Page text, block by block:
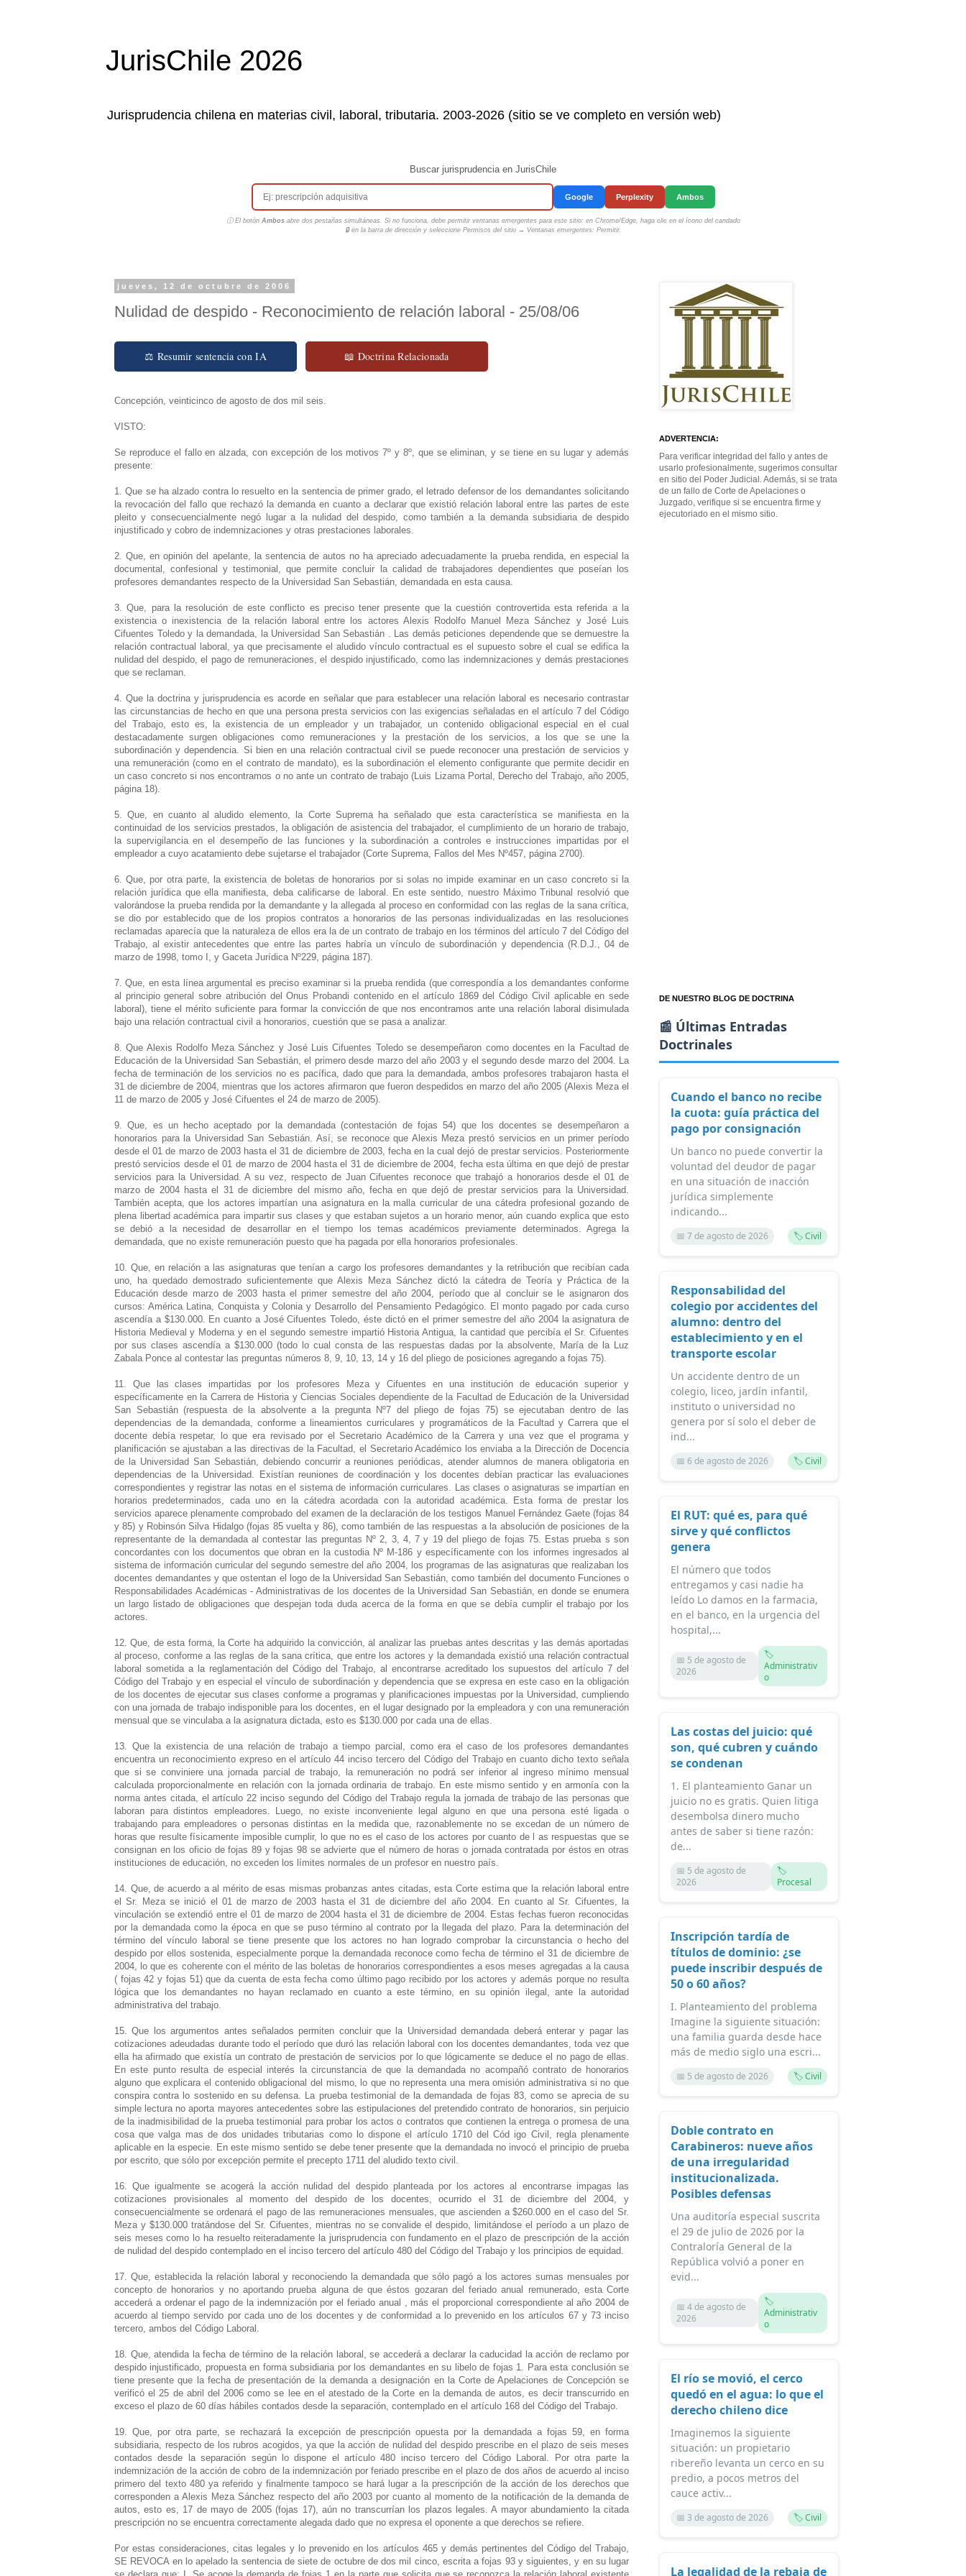
JurisChile 2026
Jurisprudencia chilena en materias civil, laboral, tributaria. 2003-2026 (sitio se ve completo en versión web)
Buscar jurisprudencia en JurisChile
Google Perplexity Ambos
ⓘ El botón Ambosabre dos pestañas simultáneas. Si no funciona, debe permitir ventanas emergentes para este sitio: en Chrome/Edge, haga clic en el ícono del candado
🔒 en la barra de dirección y seleccione Permisos del sitio → Ventanas emergentes: Permitir.
jueves, 12 de octubre de 2006
Nulidad de despido - Reconocimiento de relación laboral - 25/08/06
⚖ Resumir sentencia con IA 📖 Doctrina Relacionada
Concepción, veinticinco de agosto de dos mil seis.
VISTO:
Se reproduce el fallo en alzada, con excepción de los motivos 7º y 8º, que se eliminan, y se tiene en su lugar y además
presente:
1. Que se ha alzado contra lo resuelto en la sentencia de primer grado, el letrado defensor de los demandantes solicitando
la revocación del fallo que rechazó la demanda en cuanto a declarar que existió relación laboral entre las partes de este
pleito y consecuencialmente negó lugar a la nulidad del despido, como también a la demanda subsidiaria de despido
injustificado y cobro de indemnizaciones y otras prestaciones laborales.
2. Que, en opinión del apelante, la sentencia de autos no ha apreciado adecuadamente la prueba rendida, en especial la
documental, confesional y testimonial, que permite concluir la calidad de trabajadores dependientes que poseían los
profesores demandantes respecto de la Universidad San Sebastián, demandada en esta causa.
3. Que, para la resolución de este conflicto es preciso tener presente que la cuestión controvertida esta referida a la
existencia o inexistencia de la relación laboral entre los actores Alexis Rodolfo Manuel Meza Sánchez y José Luis
Cifuentes Toledo y la demandada, la Universidad San Sebastián . Las demás peticiones dependende que se demuestre la
relación contractual laboral, ya que precisamente el aludido vínculo contractual es el supuesto sobre el cual se edifica la
nulidad del despido, el pago de remuneraciones, el despido injustificado, como las indemnizaciones y demás prestaciones
que se reclaman.
4. Que la doctrina y jurisprudencia es acorde en señalar que para establecer una relación laboral es necesario contrastar
las circunstancias de hecho en que una persona presta servicios con las exigencias señaladas en el artículo 7 del Código
del Trabajo, esto es, la existencia de un empleador y un trabajador, un contenido obligacional especial en el cual
destacadamente surgen obligaciones como remuneraciones y la prestación de los servicios, a los que se une la
subordinación y dependencia. Si bien en una relación contractual civil se puede reconocer una prestación de servicios y
una remuneración (como en el contrato de mandato), es la subordinación el elemento configurante que permite decidir en
un caso concreto si nos encontramos o no ante un contrato de trabajo (Luis Lizama Portal, Derecho del Trabajo, año 2005,
página 18).
5. Que, en cuanto al aludido elemento, la Corte Suprema ha señalado que esta característica se manifiesta en la
continuidad de los servicios prestados, la obligación de asistencia del trabajador, el cumplimiento de un horario de trabajo,
la supervigilancia en el desempeño de las funciones y la subordinación a controles e instrucciones impartidas por el
empleador a cuyo acatamiento debe sujetarse el trabajador (Corte Suprema, Fallos del Mes Nº457, página 2700).
6. Que, por otra parte, la existencia de boletas de honorarios por si solas no impide examinar en un caso concreto si la
relación jurídica que ella manifiesta, deba calificarse de laboral. En este sentido, nuestro Máximo Tribunal resolvió que
valorándose la prueba rendida por la demandante y la allegada al proceso en conformidad con las reglas de la sana crítica,
se dio por establecido que de los propios contratos a honorarios de las personas individualizadas en las resoluciones
reclamadas aparecía que la naturaleza de ellos era la de un contrato de trabajo en los términos del artículo 7 del Código del
Trabajo, al existir antecedentes que entre las partes habría un vínculo de subordinación y dependencia (R.D.J., 04 de
marzo de 1998, tomo I, y Gaceta Jurídica Nº229, página 187).
7. Que, en esta línea argumental es preciso examinar si la prueba rendida (que correspondía a los demandantes conforme
al principio general sobre atribución del Onus Probandi contenido en el artículo 1869 del Código Civil aplicable en sede
laboral), tiene el mérito suficiente para formar la convicción de que nos encontramos ante una relación laboral disimulada
bajo una relación contractual civil a honorarios, cuestión que se pasa a analizar.
8. Que Alexis Rodolfo Meza Sánchez y José Luis Cifuentes Toledo se desempeñaron como docentes en la Facultad de
Educación de la Universidad San Sebastián, el primero desde marzo del año 2003 y el segundo desde marzo del 2004. La
fecha de terminación de los servicios no es pacífica, dado que para la demandada, ambos profesores trabajaron hasta el
31 de diciembre de 2004, mientras que los actores afirmaron que fueron despedidos en marzo del año 2005 (Alexis Meza el
11 de marzo de 2005 y José Cifuentes el 24 de marzo de 2005).
9. Que, es un hecho aceptado por la demandada (contestación de fojas 54) que los docentes se desempeñaron a
honorarios para la Universidad San Sebastián. Así, se reconoce que Alexis Meza prestó servicios en un primer período
desde el 01 de marzo de 2003 hasta el 31 de diciembre de 2003, fecha en la cual dejó de prestar servicios. Posteriormente
prestó servicios desde el 01 de marzo de 2004 hasta el 31 de diciembre de 2004, fecha esta última en que dejó de prestar
servicios para la Universidad. A su vez, respecto de Juan Cifuentes reconoce que trabajó a honorarios desde el 01 de
marzo de 2004 hasta el 31 de diciembre del mismo año, fecha en que dejó de prestar servicios para la Universidad.
También acepta, que los actores impartían una asignatura en la malla curricular de una cátedra profesional gozando de
plena libertad académica para impartir sus clases y que estaban sujetos a un horario menor, aún cuando explica que esto
se debió a la necesidad de desarrollar en el tiempo los temas académicos previamente determinados. Agrega la
demandada, que no existe remuneración puesto que ha pagada por ella honorarios profesionales.
10. Que, en relación a las asignaturas que tenían a cargo los profesores demandantes y la retribución que recibían cada
uno, ha quedado demostrado suficientemente que Alexis Meza Sánchez dictó la cátedra de Teoría y Práctica de la
Educación desde marzo de 2003 hasta el primer semestre del año 2004, período que al concluir se le asignaron dos
cursos: América Latina, Conquista y Colonia y Desarrollo del Pensamiento Pedagógico. El monto pagado por cada curso
ascendía a $130.000. En cuanto a José Cifuentes Toledo, éste dictó en el primer semestre del año 2004 la asignatura de
Historia Medieval y Moderna y en el segundo semestre impartió Historia Antigua, la cantidad que percibía el Sr. Cifuentes
por sus clases ascendía a $130.000 (todo lo cual consta de las respuestas dadas por la absolvente, María de la Luz
Zabala Ponce al contestar las preguntas números 8, 9, 10, 13, 14 y 16 del pliego de posiciones agregando a fojas 75).
11. Que las clases impartidas por los profesores Meza y Cifuentes en una institución de educación superior y
específicamente en la Carrera de Historia y Ciencias Sociales dependiente de la Facultad de Educación de la Universidad
San Sebastián (respuesta de la absolvente a la pregunta Nº7 del pliego de fojas 75) se ejecutaban dentro de las
dependencias de la demandada, conforme a lineamientos curriculares y programáticos de la Facultad y Carrera que el
docente debía respetar, lo que era revisado por el Secretario Académico de la Carrera y una vez que el programa y
planificación se ajustaban a las directivas de la Facultad, el Secretario Académico los enviaba a la Dirección de Docencia
de la Universidad San Sebastián, debiendo concurrir a reuniones periódicas, atender alumnos de manera obligatoria en
dependencias de la Universidad. Existían reuniones de coordinación y los docentes debían practicar las evaluaciones
correspondientes y registrar las notas en el sistema de información curriculares. Las clases o asignaturas se impartían en
horarios predeterminados, cada uno en la cátedra acordada con la autoridad académica. Esta forma de prestar los
servicios aparece plenamente comprobado del examen de la declaración de los testigos Manuel Fernández Gaete (fojas 84
y 85) y Robinsón Silva Hidalgo (fojas 85 vuelta y 86), como también de las respuestas a la absolución de posiciones de la
representante de la demandada al contestar las preguntas Nº 2, 3, 4, 7 y 19 del pliego de fojas 75. Estas prueba s son
concordantes con los documentos que obran en la custodia Nº M-186 y específicamente con los informes ingresados al
sistema de información curricular del segundo semestre del año 2004, los programas de las asignaturas que realizaban los
docentes demandantes y que ostentan el logo de la Universidad San Sebastián, como también del documento Funciones o
Responsabilidades Académicas - Administrativas de los docentes de la Universidad San Sebastián, en donde se enumera
un largo listado de obligaciones que despejan toda duda acerca de la forma en que se debía cumplir el trabajo por los
actores.
12. Que, de esta forma, la Corte ha adquirido la convicción, al analizar las pruebas antes descritas y las demás aportadas
al proceso, conforme a las reglas de la sana crítica, que entre los actores y la demandada existió una relación contractual
laboral sometida a la reglamentación del Código del Trabajo, al encontrarse acreditado los supuestos del artículo 7 del
Código del Trabajo y en especial el vínculo de subordinación y dependencia que se expresa en este caso en la obligación
de los docentes de ejecutar sus clases conforme a programas y planificaciones impuestas por la Universidad, cumpliendo
con una jornada de trabajo indisponible para los docentes, en el lugar designado por la empleadora y con una remuneración
mensual que se vinculaba a la asignatura dictada, esto es $130.000 por cada una de ellas.
13. Que la existencia de una relación de trabajo a tiempo parcial, como era el caso de los profesores demandantes
encuentra un reconocimiento expreso en el artículo 44 inciso tercero del Código del Trabajo en cuanto dicho texto señala
que si se conviniere una jornada parcial de trabajo, la remuneración no podrá ser inferior al ingreso mínimo mensual
calculada proporcionalmente en relación con la jornada ordinaria de trabajo. En este mismo sentido y en armonía con la
norma antes citada, el artículo 22 inciso segundo del Código del Trabajo regula la jornada de trabajo de las personas que
laboran para distintos empleadores. Luego, no existe inconveniente legal alguno en que una persona esté ligada o
trabajando para empleadores o personas distintas en la medida que, razonablemente no se excedan de un número de
horas que resulte físicamente imposible cumplir, lo que no es el caso de los actores por cuanto de l as respuestas que se
consignan en los oficio de fojas 89 y fojas 98 se advierte que el número de horas o jornada contratada por éstos en otras
instituciones de educación, no exceden los límites normales de un profesor en nuestro país.
14. Que, de acuerdo a al mérito de esas mismas probanzas antes citadas, esta Corte estima que la relación laboral entre
el Sr. Meza se inició el 01 de marzo de 2003 hasta el 31 de diciembre del año 2004. En cuanto al Sr. Cifuentes, la
vinculación se extendió entre el 01 de marzo de 2004 hasta el 31 de diciembre de 2004. Estas fechas fueron reconocidas
por la demandada como la época en que se puso término al contrato por la llegada del plazo. Para la determinación del
término del vínculo laboral se tiene presente que los actores no han logrado comprobar la circunstancia o hecho del
despido por ellos sostenida, especialmente porque la demandada reconoce como fecha de término el 31 de diciembre de
2004, lo que es coherente con el mérito de las boletas de honorarios correspondientes a esos meses agregadas a la causa
( fojas 42 y fojas 51) que da cuenta de esta fecha como último pago recibido por los actores y además porque no resulta
lógica que los demandantes no hayan reclamado en cuanto a este término, en su opinión ilegal, ante la autoridad
administrativa del trabajo.
15. Que los argumentos antes señalados permiten concluir que la Universidad demandada deberá enterar y pagar las
cotizaciones adeudadas durante todo el período que duró las relación laboral con los docentes demandantes, toda vez que
ella ha afirmado que existía un contrato de prestación de servicios por lo que lógicamente se deduce el no pago de ellas.
En este punto resulta de especial interés la circunstancia de que la demandada no acompañó contrato de honorarios
alguno que explicara el contenido obligacional del mismo, lo que no representa una mera omisión administrativa si no que
conspira contra lo sostenido en su defensa. La prueba testimonial de la demandada de fojas 83, como se aprecia de su
simple lectura no aporta mayores antecedentes sobre las estipulaciones del pretendido contrato de honorarios, sin perjuicio
de la inadmisibilidad de la prueba testimonial para probar los actos o contratos que contienen la entrega o promesa de una
cosa que valga mas de dos unidades tributarias como lo dispone el artículo 1710 del Cód igo Civil, regla plenamente
aplicable en la especie. En este mismo sentido se debe tener presente que la demandada no invocó el principio de prueba
por escrito, que sólo por excepción permite el precepto 1711 del aludido texto civil.
16. Que igualmente se acogerá la acción nulidad del despido planteada por los actores al encontrarse impagas las
cotizaciones provisionales al momento del despido de los docentes, ocurrido el 31 de diciembre del 2004, y
consecuencialmente se ordenará el pago de las remuneraciones mensuales, que ascienden a $260.000 en el caso del Sr.
Meza y $130.000 tratándose del Sr. Cifuentes, mientras no se convalide el despido, limitándose el período a un plazo de
seis meses como lo ha resuelto reiteradamente la jurisprudencia con fundamento en el plazo de prescripción de la acción
de nulidad del despido contemplado en el inciso tercero del artículo 480 del Código del Trabajo y los principios de equidad.
17. Que, establecida la relación laboral y reconociendo la demandada que sólo pagó a los actores sumas mensuales por
concepto de honorarios y no aportando prueba alguna de que éstos gozaran del feriado anual remunerado, esta Corte
accederá a ordenar el pago de la indemnización por el feriado anual , más el proporcional correspondiente al año 2004 de
acuerdo al tiempo servido por cada uno de los docentes y de conformidad a lo prevenido en los artículos 67 y 73 inciso
tercero, ambos del Código Laboral.
18. Que, atendida la fecha de término de la relación laboral, se accederá a declarar la caducidad la acción de reclamo por
despido injustificado, propuesta en forma subsidiaria por los demandantes en su libelo de fojas 1. Para esta conclusión se
tiene presente que la fecha de presentación de la demanda a designación en la Corte de Apelaciones de Concepción se
verificó el 25 de abril del 2006 como se lee en el atestado de la Corte en la demanda de autos, es decir transcurrido en
exceso el plazo de 60 días hábiles contados desde la separación, contemplado en el artículo 168 del Código del Trabajo.
19. Que, por otra parte, se rechazará la excepción de prescripción opuesta por la demandada a fojas 59, en forma
subsidiaria, respecto de los rubros acogidos, ya que la acción de nulidad del despido prescribe en el plazo de seis meses
contados desde la separación según lo dispone el artículo 480 inciso tercero del Código Laboral. Por otra parte la
indemnización de la acción de cobro de la indemnización por feriado prescribe en el plazo de dos años de acuerdo al inciso
primero del texto 480 ya referido y finalmente tampoco se hará lugar a la prescripción de la acción de los derechos que
corresponden a Alexis Meza Sánchez respecto del año 2003 por cuanto al momento de la notificación de la demanda de
autos, esto es, 17 de mayo de 2005 (fojas 17), aún no transcurrían los plazos legales. A mayor abundamiento la citada
prescripción no se encuentra correctamente alegada dado que no expresa el oponente a que derechos se refiere.
Por estas consideraciones, citas legales y lo prevenido en los artículos 465 y demás pertinentes del Código del Trabajo,
SE REVOCA en lo apelado la sentencia de siete de octubre de dos mil cinco, escrita a fojas 93 y siguientes, y en su lugar
ADVERTENCIA:
Para verificar integridad del fallo y antes de
usarlo profesionalmente, sugerimos consultar
en sitio del Poder Judicial. Además, si se trata
de un fallo de Corte de Apelaciones o
Juzgado, verifique si se encuentra firme y
ejecutoriado en el mismo sitio.
DE NUESTRO BLOG DE DOCTRINA
📰 Últimas Entradas
Doctrinales
Cuando el banco no recibe
la cuota: guía práctica del
pago por consignación
Un banco no puede convertir la
voluntad del deudor de pagar
en una situación de inacción
jurídica simplemente
indicando...
📅 7 de agosto de 2026 🏷️ Civil
Responsabilidad del
colegio por accidentes del
alumno: dentro del
establecimiento y en el
transporte escolar
Un accidente dentro de un
colegio, liceo, jardín infantil,
instituto o universidad no
genera por sí solo el deber de
ind...
📅 6 de agosto de 2026 🏷️ Civil
El RUT: qué es, para qué
sirve y qué conflictos
genera
El número que todos
entregamos y casi nadie ha
leído Lo damos en la farmacia,
en el banco, en la urgencia del
hospital,...
📅 5 de agosto de
2026
🏷️
Administrativ
o
Las costas del juicio: qué
son, qué cubren y cuándo
se condenan
1. El planteamiento Ganar un
juicio no es gratis. Quien litiga
desembolsa dinero mucho
antes de saber si tiene razón:
de...
📅 5 de agosto de
2026
🏷️
Procesal
Inscripción tardía de
títulos de dominio: ¿se
puede inscribir después de
50 o 60 años?
I. Planteamiento del problema
Imagine la siguiente situación:
una familia guarda desde hace
más de medio siglo una escri...
📅 5 de agosto de 2026 🏷️ Civil
Doble contrato en
Carabineros: nueve años
de una irregularidad
institucionalizada.
Posibles defensas
Una auditoría especial suscrita
el 29 de julio de 2026 por la
Contraloría General de la
República volvió a poner en
evid...
📅 4 de agosto de
2026
🏷️
Administrativ
o
El río se movió, el cerco
quedó en el agua: lo que el
derecho chileno dice
Imaginemos la siguiente
situación: un propietario
ribereño levanta un cerco en su
predio, a pocos metros del
cauce activ...
📅 3 de agosto de 2026 🏷️ Civil
La legalidad de la rebaja de